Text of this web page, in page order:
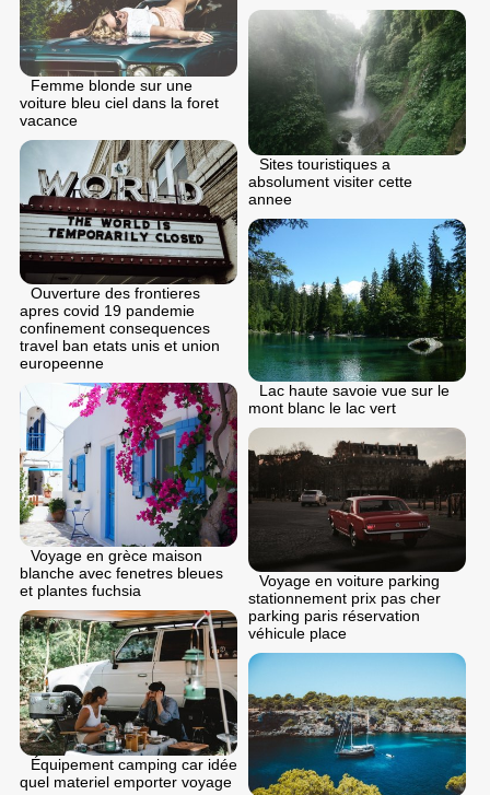
Femme blonde sur une
voiture bleu ciel dans la foret
vacance
Sites touristiques a
absolument visiter cette
annee
Ouverture des frontieres
apres covid 19 pandemie
confinement consequences
travel ban etats unis et union
europeenne
Lac haute savoie vue sur le
mont blanc le lac vert
Voyage en grèce maison
blanche avec fenetres bleues
et plantes fuchsia
Voyage en voiture parking
stationnement prix pas cher
parking paris réservation
véhicule place
Équipement camping car idée
quel materiel emporter voyage